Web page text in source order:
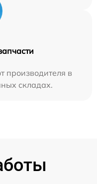
производителя в
складах.